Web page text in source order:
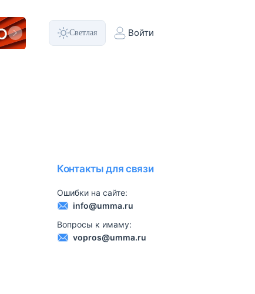
Светлая Войти
Контакты для связи
Ошибки на сайте:
info@umma.ru
Вопросы к имаму:
vopros@umma.ru